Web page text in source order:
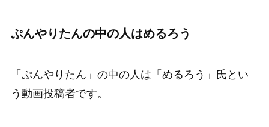
ぷんやりたんの中の人はめるろう
「ぷんやりたん」の中の人は「めるろう」氏とい
う動画投稿者です。